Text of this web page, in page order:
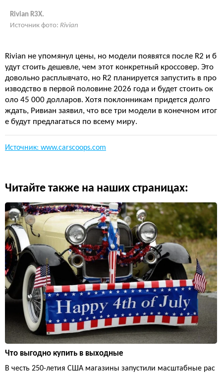
Rivian R3X.
Источник фото: Rivian
Rivian не упомянул цены, но модели появятся после R2 и б
удут стоить дешевле, чем этот конкретный кроссовер. Это
довольно расплывчато, но R2 планируется запустить в про
изводство в первой половине 2026 года и будет стоить ок
оло 45 000 долларов. Хотя поклонникам придется долго
ждать, Ривиан заявил, что все три модели в конечном итог
е будут предлагаться по всему миру.
Источник: www.carscoops.com
Читайте также на наших страницах:
Что выгодно купить в выходные
В честь 250-летия США магазины запустили масштабные рас